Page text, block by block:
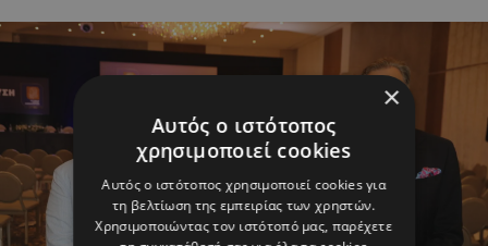
×
Αυτός ο ιστότοπος
χρησιμοποιεί cookies
Αυτός ο ιστότοπος χρησιμοποιεί cookies για
τη βελτίωση της εμπειρίας των χρηστών.
Χρησιμοποιώντας τον ιστότοπό μας, παρέχετε